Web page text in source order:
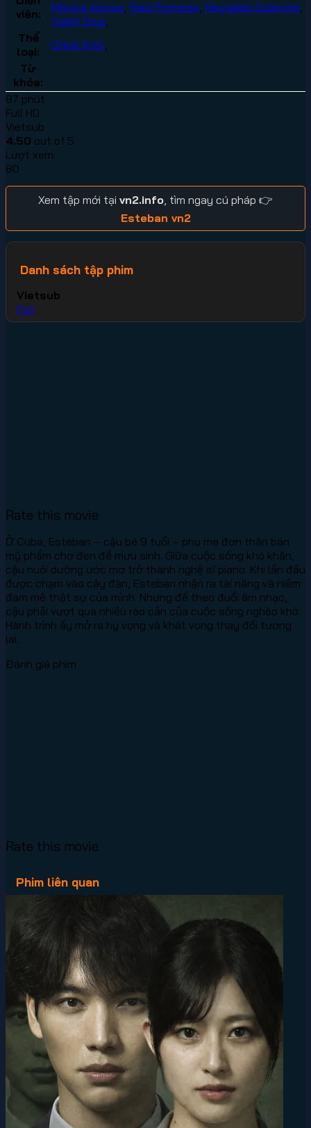
viên:
Mónica Alonso Raúl Pomares Reynaldo Guanche
Yuliet Cruz
Thể
loại:
Chính Kịch
Từ
khóa:
87 phút
Full HD
Vietsub
4.50 out of 5
Lượt xem:
80
Xem tập mới tại vn2.info , tìm ngay cú pháp 👉
Esteban vn2
Danh sách tập phim
Vietsub
Full
Rate this movie
Ở Cuba, Esteban – cậu bé 9 tuổi – phụ mẹ đơn thân bán
mỹ phẩm chợ đen để mưu sinh. Giữa cuộc sống khó khăn,
cậu nuôi dưỡng ước mơ trở thành nghệ sĩ piano. Khi lần đầu
được chạm vào cây đàn, Esteban nhận ra tài năng và niềm
đam mê thật sự của mình. Nhưng để theo đuổi âm nhạc,
cậu phải vượt qua nhiều rào cản của cuộc sống nghèo khó.
Hành trình ấy mở ra hy vọng và khát vọng thay đổi tương
lai.
Đánh giá phim
Rate this movie
Phim liên quan